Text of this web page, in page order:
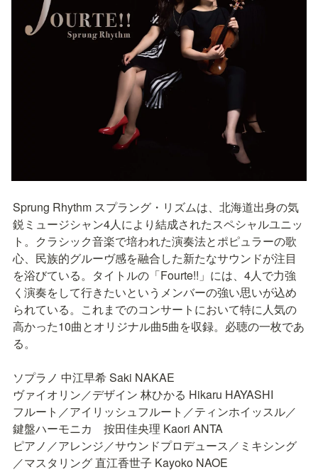
Sprung Rhythm スプラング・リズムは、北海道出身の気
鋭ミュージシャン4人により結成されたスペシャルユニッ
ト。クラシック音楽で培われた演奏法とポピュラーの歌
心、民族的グルーヴ感を融合した新たなサウンドが注目
を浴びている。タイトルの「Fourte!!」には、4人で力強
く演奏をして行きたいというメンバーの強い思いが込め
られている。これまでのコンサートにおいて特に人気の
高かった10曲とオリジナル曲5曲を収録。必聴の一枚であ
る。
ソプラノ 中江早希 Saki NAKAE
ヴァイオリン／デザイン 林ひかる Hikaru HAYASHI
フルート／アイリッシュフルート／ティンホイッスル／
鍵盤ハーモニカ　按田佳央理 Kaori ANTA
ピアノ／アレンジ／サウンドプロデュース／ミキシング
／マスタリング 直江香世子 Kayoko NAOE